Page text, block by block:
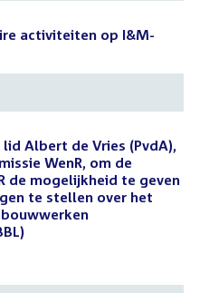
activiteiten op I&M-
Albert de Vries (PvdA),
WenR, om de
de mogelijkheid te geven
te stellen over het